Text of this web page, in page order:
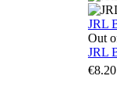
JRL
Out
JRL
€8.20